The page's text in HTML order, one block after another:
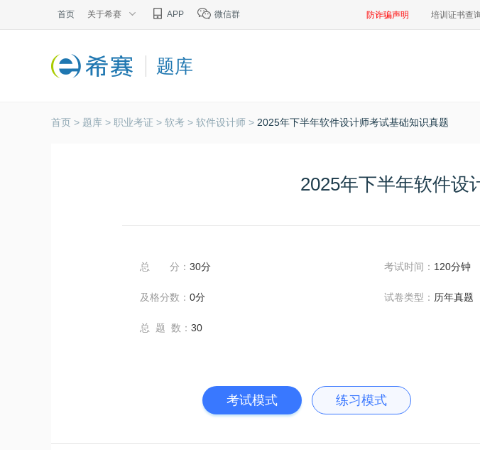
首页 关于希赛 APP 微信群 防诈骗声明 培训证书查
题库
首页 > 题库 > 职业考证 > 软考 > 软件设计师 > 2025年下半年软件设计师考试基础知识真题
2025年下半年软件设
总 分： 30分
及格分数： 0分
总 题 数： 30
考试时间： 120分钟
试卷类型： 历年真题
考试模式 练习模式